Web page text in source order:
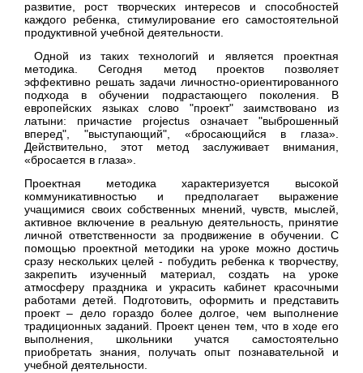
развитие, рост творческих интересов и способностей
каждого ребенка, стимулирование его самостоятельной
продуктивной учебной деятельности.
Одной из таких технологий и является проектная
методика. Сегодня метод проектов позволяет
эффективно решать задачи личностно-ориентированного
подхода в обучении подрастающего поколения. В
европейских языках слово "проект" заимствовано из
латыни: причастие projectus означает "выброшенный
вперед", "выступающий", «бросающийся в глаза».
Действительно, этот метод заслуживает внимания,
«бросается в глаза».
Проектная методика характеризуется высокой
коммуникативностью и предполагает выражение
учащимися своих собственных мнений, чувств, мыслей,
активное включение в реальную деятельность, принятие
личной ответственности за продвижение в обучении. С
помощью проектной методики на уроке можно достичь
сразу нескольких целей - побудить ребенка к творчеству,
закрепить изученный материал, создать на уроке
атмосферу праздника и украсить кабинет красочными
работами детей. Подготовить, оформить и представить
проект – дело гораздо более долгое, чем выполнение
традиционных заданий. Проект ценен тем, что в ходе его
выполнения, школьники учатся самостоятельно
приобретать знания, получать опыт познавательной и
учебной деятельности.